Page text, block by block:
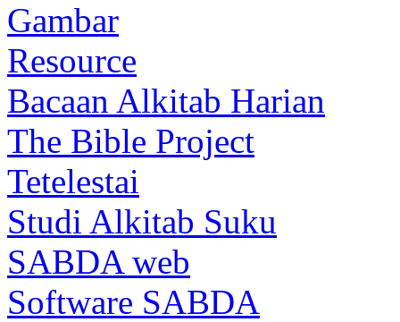
Gambar
Resource
Bacaan Alkitab Harian
The Bible Project
Tetelestai
Studi Alkitab Suku
SABDA web
Software SABDA